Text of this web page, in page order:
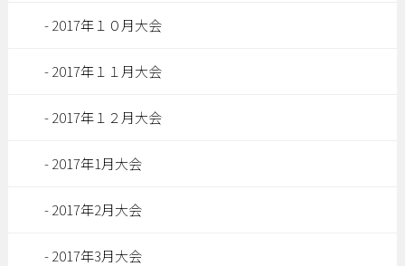
2017年１０月大会
2017年１１月大会
2017年１２月大会
2017年1月大会
2017年2月大会
2017年3月大会